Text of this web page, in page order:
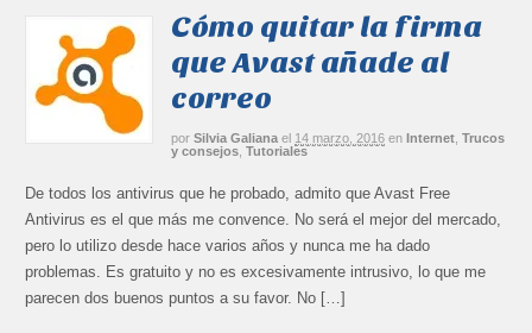
Cómo quitar la firma
que Avast añade al
correo
por Silvia Galiana el 14 marzo, 2016 en Internet ,Trucos
y consejos ,Tutoriales
De todos los antivirus que he probado, admito que Avast Free
Antivirus es el que más me convence. No será el mejor del mercado,
pero lo utilizo desde hace varios años y nunca me ha dado
problemas. Es gratuito y no es excesivamente intrusivo, lo que me
parecen dos buenos puntos a su favor. No […]